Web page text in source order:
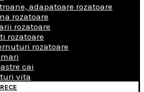
adapatoare rozatoare
rozatoare
rozatoare
rozatoare
rozatoare
cai
vita